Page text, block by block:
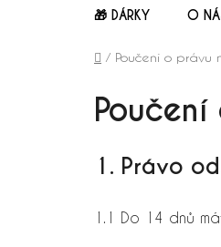
🎁 DÁRKY O
Domů
/ Poučení o právu
1. Právo
1.1 Do 14 dnů